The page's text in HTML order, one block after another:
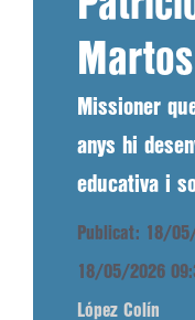
Martos
Missioner
anys hi
educativa i
Publicat: 18/
18/05/2026
López Colín